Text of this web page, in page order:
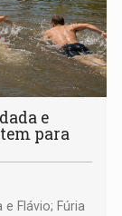
e
para
Flávio; Fúria